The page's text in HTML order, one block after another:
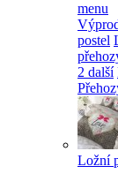
menu
postel
2 další
Ložní